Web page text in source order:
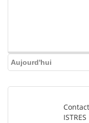
Aujourd'hui
ISTRES